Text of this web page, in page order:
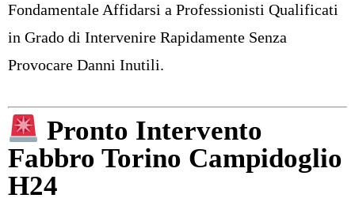
Fondamentale Affidarsi a Professionisti Qualificati
in Grado di Intervenire Rapidamente Senza
Provocare Danni Inutili.
Pronto Intervento
Fabbro Torino Campidoglio
H24